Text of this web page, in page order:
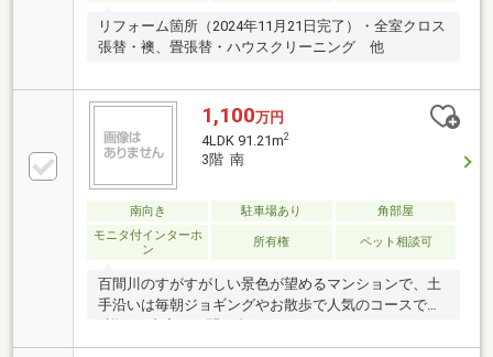
リフォーム箇所（2024年11月21日完了）・全室クロス
張替・襖、畳張替・ハウスクリーニング 他
1,100万円
4LDK 91.21m2
3階 南
南向き 駐車場あり
角部屋
モニタ付インターホ
ン
所有権 ペット相談可
百間川のすがすがしい景色が望めるマンションで、土
手沿いは毎朝ジョギングやお散歩で人気のコースです
♪詳しい内容はお問い合わせフォームよりスタッフま
でお申し付けください！見学ご予約はお早めに♪---■幡